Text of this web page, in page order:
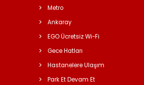
Metro
Ankaray
EGO Ücretsiz Wi-Fi
Gece Hatları
Hastanelere Ulaşım
Park Et Devam Et